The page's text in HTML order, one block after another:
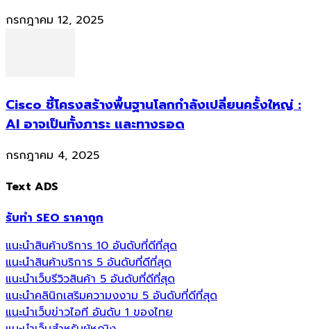
กรกฎาคม 12, 2025
Cisco ชี้โครงสร้างพื้นฐานโลกกำลังเปลี่ยนครั้งใหญ่ :
AI อาจเป็นทั้งภาระ และทางรอด
กรกฎาคม 4, 2025
Text ADS
รับทำ SEO ราคาถูก
แนะนำสินค้าบริการ 10 อันดับที่ดีที่สุด
แนะนำสินค้าบริการ 5 อันดับที่ดีที่สุด
แนะนำเว็บรีวิวสินค้า 5 อันดับที่ดีที่สุด
แนะนำคลินิกเสริมความงงาม 5 อันดับที่ดีที่สุด
แนะนำเว็บข่าวไอที อันดับ 1 ของไทย